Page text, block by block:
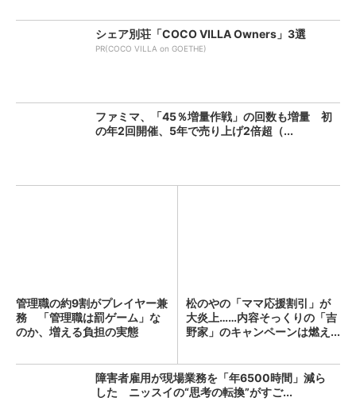
シェア別荘「COCO VILLA Owners」3選
PR(COCO VILLA on GOETHE)
ファミマ、「45％増量作戦」の回数も増量 初
の年2回開催、5年で売り上げ2倍超（...
管理職の約9割がプレイヤー兼
務 「管理職は罰ゲーム」な
のか、増える負担の実態
松のやの「ママ応援割引」が
大炎上……内容そっくりの「吉
野家」のキャンペーンは燃え...
障害者雇用が現場業務を「年6500時間」減ら
した ニッスイの“思考の転換”がすご...